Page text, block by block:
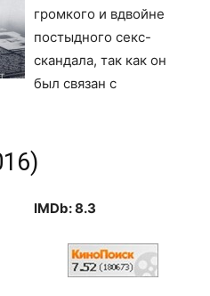
громкого и вдвойне
постыдного секс-
скандала, так как он
был связан с
IMDb: 8.3